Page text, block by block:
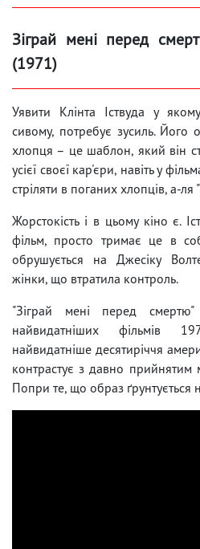
Зіграй мені перед
(1971)
Уявити Клінта Іствуда у
сивому, потребує зусиль. Його
хлопця – це шаблон, який він
усієї своєї кар'єри, навіть у
стріляти в поганих хлопців, а-ля
Жорстокість і в цьому кіно є.
фільм, просто тримає це в
обрушується на Джесіку
жінки, що втратила контроль.
"Зіграй мені перед
найвидатніших фільмів
найвидатніше десятиріччя
контрастує з давно прийнятим
Попри те, що образ ґрунтується